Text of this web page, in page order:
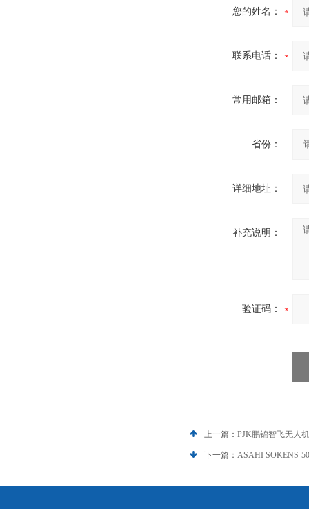
您的姓名：
联系电话：
常用邮箱：
省份：
详细地址：
补充说明：
验证码：
上一篇： PJK鹏锦智飞无人
下一篇： ASAHI SOKENS-